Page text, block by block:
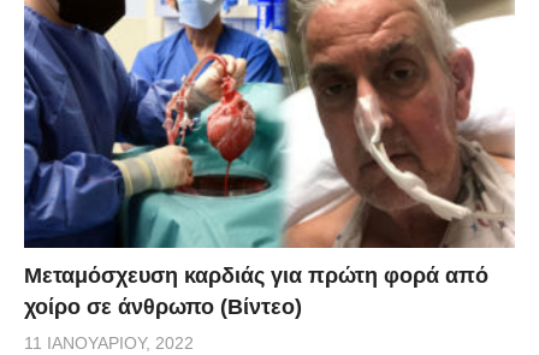
Μεταμόσχευση καρδιάς για πρώτη φορά από
χοίρο σε άνθρωπο (Βίντεο)
11 ΙΑΝΟΥΑΡΊΟΥ, 2022